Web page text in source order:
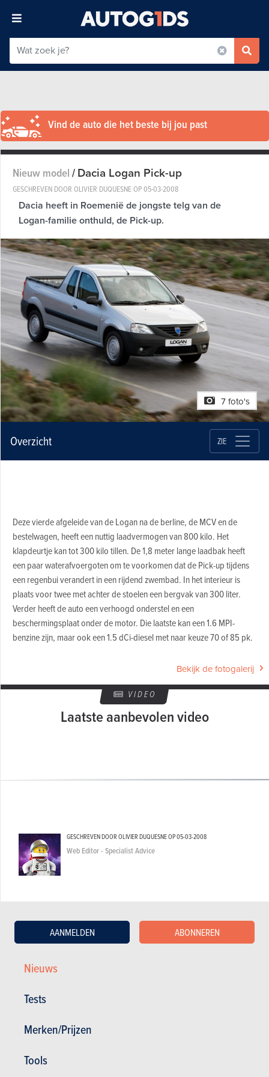
Nieuws
Tests
Merken/Prijzen
Tools
AANMELDEN ABONNEREN
Vind de auto die het beste bij jou past
Nieuw model/Dacia Logan Pick-up
GESCHREVEN DOOR OLIVIER DUQUESNE OP05-03-2008
Dacia heeft in Roemenië de jongste telg van de
Logan-familie onthuld, de Pick-up.
7 foto's
Overzicht ZIE
Deze vierde afgeleide van de Logan na de berline, de MCV en de
bestelwagen, heeft een nuttig laadvermogen van 800 kilo. Het
klapdeurtje kan tot 300 kilo tillen. De 1,8 meter lange laadbak heeft
een paar waterafvoergoten om te voorkomen dat de Pick-up tijdens
een regenbui verandert in een rijdend zwembad. In het interieur is
plaats voor twee met achter de stoelen een bergvak van 300 liter.
Verder heeft de auto een verhoogd onderstel en een
beschermingsplaat onder de motor. Die laatste kan een 1.6 MPI-
benzine zijn, maar ook een 1.5 dCi-diesel met naar keuze 70 of 85 pk.
Bekijk de fotogalerij
VIDEO
Laatste aanbevolen video
GESCHREVEN DOOR OLIVIER DUQUESNE OP05-03-2008
Web Editor - Specialist Advice